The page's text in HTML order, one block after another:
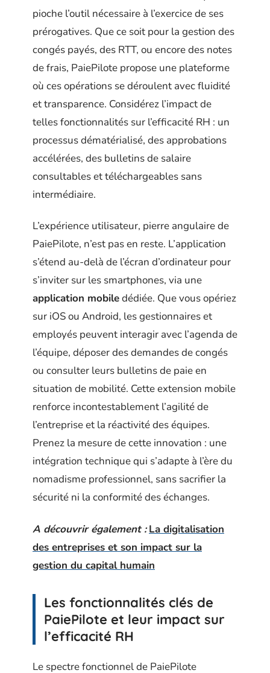
pioche l’outil nécessaire à l’exercice de ses
prérogatives. Que ce soit pour la gestion des
congés payés, des RTT, ou encore des notes
de frais, PaiePilote propose une plateforme
où ces opérations se déroulent avec fluidité
et transparence. Considérez l’impact de
telles fonctionnalités sur l’efficacité RH : un
processus dématérialisé, des approbations
accélérées, des bulletins de salaire
consultables et téléchargeables sans
intermédiaire.
L’expérience utilisateur, pierre angulaire de
PaiePilote, n’est pas en reste. L’application
s’étend au-delà de l’écran d’ordinateur pour
s’inviter sur les smartphones, via une
application mobiledédiée. Que vous opériez
sur iOS ou Android, les gestionnaires et
employés peuvent interagir avec l’agenda de
l’équipe, déposer des demandes de congés
ou consulter leurs bulletins de paie en
situation de mobilité. Cette extension mobile
renforce incontestablement l’agilité de
l’entreprise et la réactivité des équipes.
Prenez la mesure de cette innovation : une
intégration technique qui s’adapte à l’ère du
nomadisme professionnel, sans sacrifier la
sécurité ni la conformité des échanges.
A découvrir également : La digitalisation
des entreprises et son impact sur la
gestion du capital humain
Les fonctionnalités clés de
PaiePilote et leur impact sur
l’efficacité RH
Le spectre fonctionnel de PaiePilote